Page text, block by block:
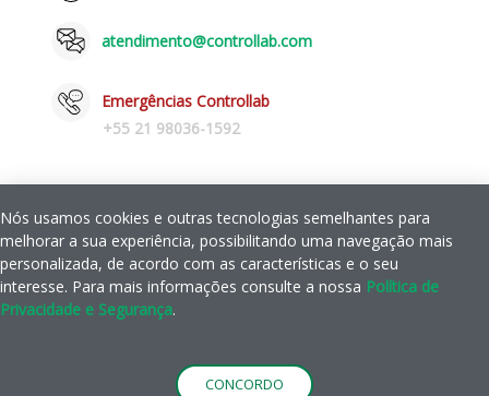
atendimento@controllab.com
Emergências Controllab
+55 21 98036-1592
Política de Privacidade e Segurança|Ajuda
© Copyright 2026 Controllab Controle de Qualidade para Laboratórios
Nós usamos cookies e outras tecnologias semelhantes para
melhorar a sua experiência, possibilitando uma navegação mais
personalizada, de acordo com as características e o seu
interesse. Para mais informações consulte a nossa Política de
Privacidade e Segurança.
CONCORDO